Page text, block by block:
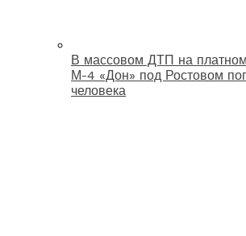
В массовом ДТП на платном
М-4 «Дон» под Ростовом
человека